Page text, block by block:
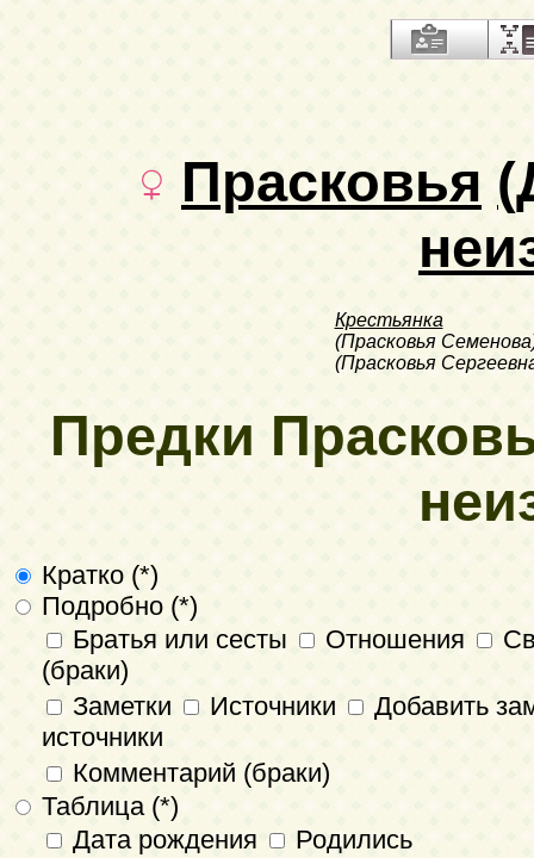
Прасковья
Крестьянка
(Прасковья
(Прасковья
Предки
Кратко (*)
Подробно (*)
Братья или сесты
Отношения
(браки)
Заметки
Источники
Добавить
источники
Комментарий (браки)
Таблица (*)
Дата рождения
Родились